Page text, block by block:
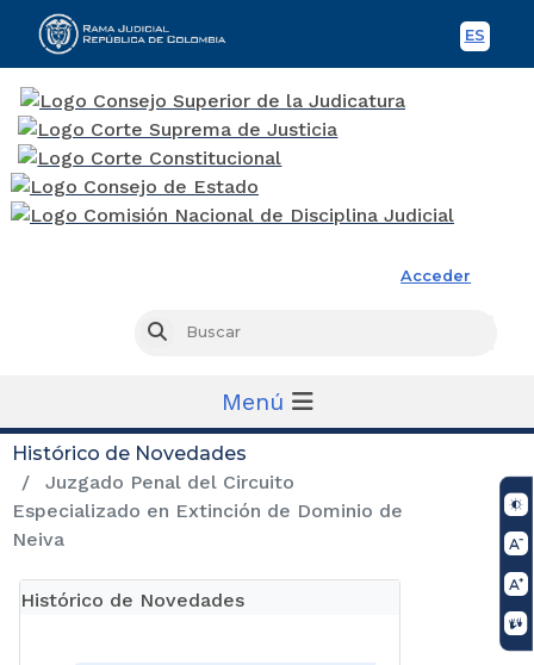
ES
Acceder
Buscar
Menú
Histórico de Novedades
Juzgado Penal del Circuito
Especializado en Extinción de Dominio de
Neiva
Histórico de Novedades